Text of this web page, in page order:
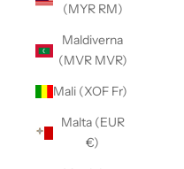
(MYR RM)
Maldiverna
(MVR MVR)
Mali (XOF Fr)
Malta (EUR
€)